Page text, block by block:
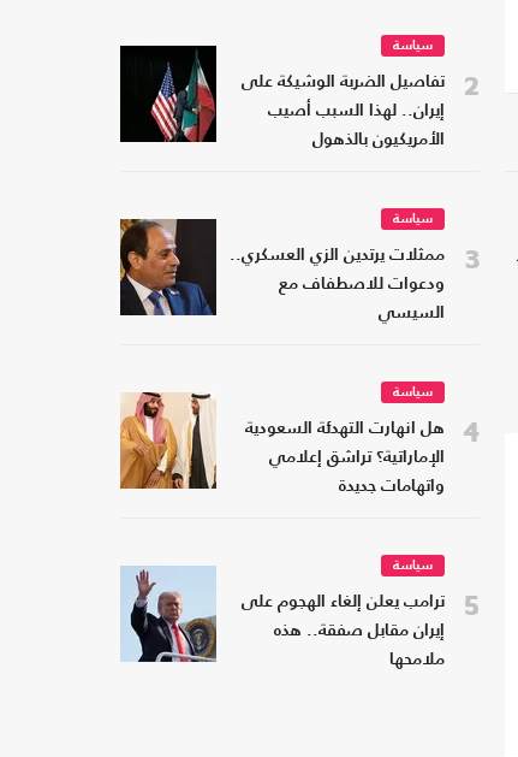
2
سياسة
تفاصيل الضربة الوشيكة على
إيران.. لهذا السبب أصيب
الأمريكيون بالذهول
3
سياسة
ممثلات يرتدين الزي العسكري..
ودعوات للاصطفاف مع
السيسي
4
سياسة
هل انهارت التهدئة السعودية
الإماراتية؟ تراشق إعلامي
واتهامات جديدة
5
سياسة
ترامب يعلن إلغاء الهجوم على
إيران مقابل صفقة.. هذه
ملامحها